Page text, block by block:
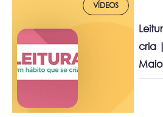
VÍDEOS
cria